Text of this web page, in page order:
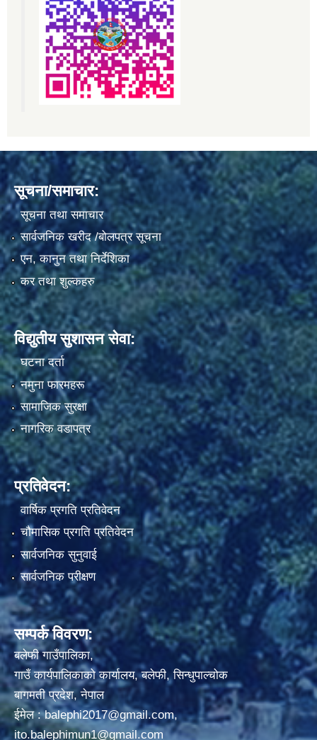
सूचना/समाचार:
सूचना तथा समाचार
सार्वजनिक खरीद /बोलपत्र सूचना
एन, कानुन तथा निर्देशिका
कर तथा शुल्कहरु
विद्युतीय सुशासन सेवा:
घटना दर्ता
नमुना फारमहरू
सामाजिक सुरक्षा
नागरिक वडापत्र
प्रतिवेदन:
वार्षिक प्रगति प्रतिवेदन
चौमासिक प्रगति प्रतिवेदन
सार्वजनिक सुनुवाई
सार्वजनिक परीक्षण
सम्पर्क विवरण:
बलेफी गाउँपालिका,
गाउँ कार्यपालिकाको कार्यालय, बलेफी, सिन्धुपाल्चोक
बागमती प्रदेश, नेपाल
ईमेल :balephi2017@gmail.com,
ito.balephimun1@gmail.com